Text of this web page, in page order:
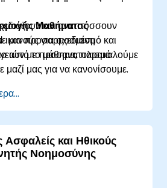
και αναπτύσσουν
για σχεδιασμό και
με προσανατολισμό
Μαθήματος
μια προσαρμοσμένη
αυτό το μάθημα, παρακαλούμε
μαζί μας για να κανονίσουμε.
και Ηθικούς
Νοημοσύνης